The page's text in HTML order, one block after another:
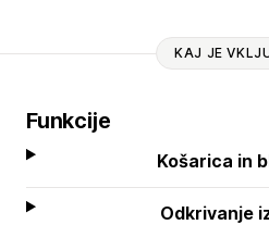
KAJ JE
Funkcije
Košarica in
Odkrivanje